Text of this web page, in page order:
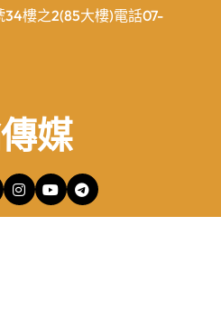
樓之2(85大樓)電話07-
媒